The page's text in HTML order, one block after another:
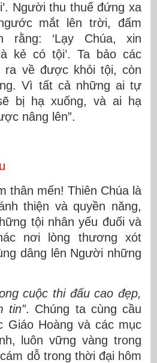
Người thu thuế đứng xa
mắt lên trời, đấm
rằng: ‘Lạy Chúa, xin
kẻ có tội’. Ta bảo các
ra về được khỏi tội, còn
Vì tất cả những ai tự
bị hạ xuống, và ai hạ
nâng lên”.
thân mến! Thiên Chúa là
thiện và quyền năng,
tội nhân yếu đuối và
nơi lòng thương xót
dâng lên Người những
cuộc thi đấu cao đẹp,
tin”. Chúng ta cùng cầu
Giáo Hoàng và các mục
luôn vững vàng trong
dỗ trong thời đại hôm